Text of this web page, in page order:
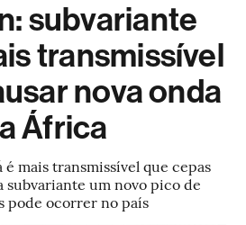
subvariante
transmissível
nova onda
África
mais transmissível que cepas
subvariante um novo pico de
pode ocorrer no país